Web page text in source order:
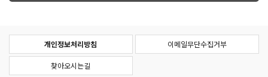
개인정보처리방침 이메일무단수집거부
찾아오시는길